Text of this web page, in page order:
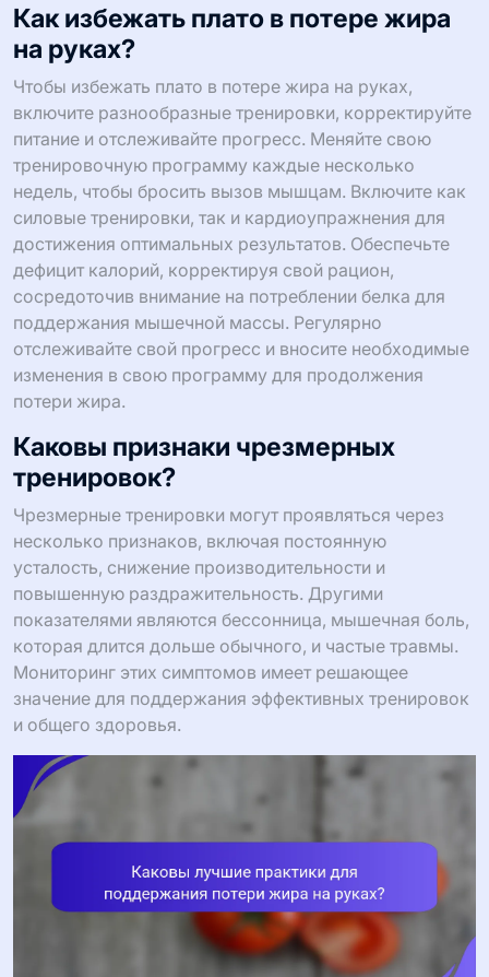
Как избежать плато в потере жира
на руках?
Чтобы избежать плато в потере жира на руках,
включите разнообразные тренировки, корректируйте
питание и отслеживайте прогресс. Меняйте свою
тренировочную программу каждые несколько
недель, чтобы бросить вызов мышцам. Включите как
силовые тренировки, так и кардиоупражнения для
достижения оптимальных результатов. Обеспечьте
дефицит калорий, корректируя свой рацион,
сосредоточив внимание на потреблении белка для
поддержания мышечной массы. Регулярно
отслеживайте свой прогресс и вносите необходимые
изменения в свою программу для продолжения
потери жира.
Каковы признаки чрезмерных
тренировок?
Чрезмерные тренировки могут проявляться через
несколько признаков, включая постоянную
усталость, снижение производительности и
повышенную раздражительность. Другими
показателями являются бессонница, мышечная боль,
которая длится дольше обычного, и частые травмы.
Мониторинг этих симптомов имеет решающее
значение для поддержания эффективных тренировок
и общего здоровья.